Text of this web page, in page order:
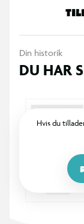
legepladsen
Dyp ringen i
af bobler.
Specifikationer
Flere
Velegnet
Din historik
DU HAR
Hvis du